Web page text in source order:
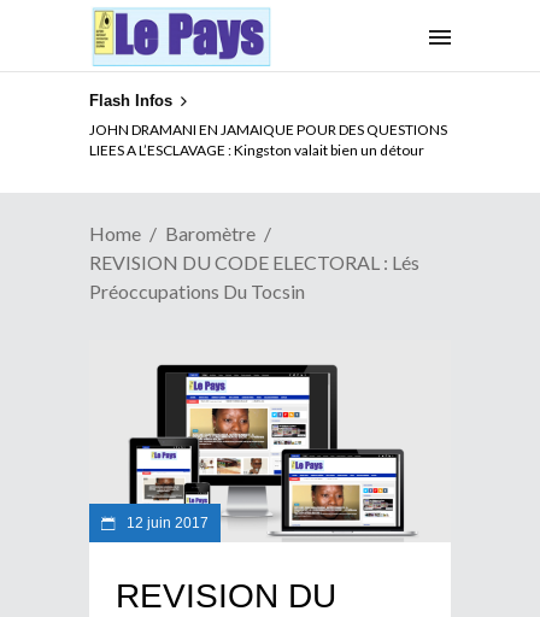
Flash Infos
ELECTION DE TALON A LA TETE DU SENAT BENINOIS :
Quand Patrice quitte le pouvoir sans partir !
Home
Baromètre
REVISION DU CODE ELECTORAL : Lés
Préoccupations Du Tocsin
12 juin 2017
REVISION DU